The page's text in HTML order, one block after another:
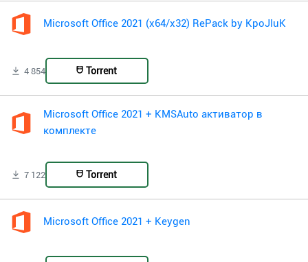
Microsoft Office 2021 (x64/x32) RePack by KpoJIuK
4 854 Torrent
Microsoft Office 2021 + KMSAuto активатор в
комплекте
7 122 Torrent
Microsoft Office 2021 + Keygen